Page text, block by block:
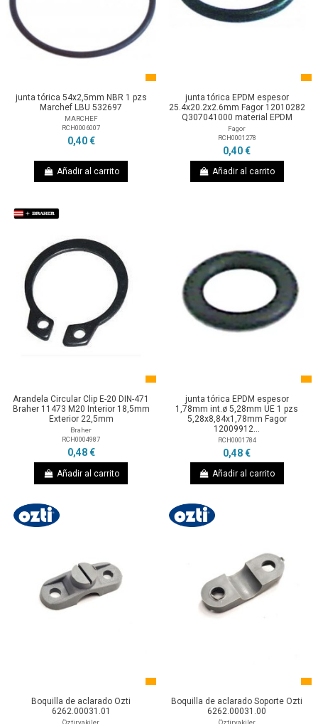
junta tórica 54x2,5mm NBR 1 pzs
Marchef LBU 532697
MARCHEF
RCH0006007
0,40 €
Añadir al carrito
junta tórica EPDM espesor
25.4x20.2x2.6mm Fagor 12010282
Q307041000 material EPDM
Fagor
RCH0001278
0,40 €
Añadir al carrito
Arandela Circular Clip E-20 DIN-471
Braher 11473 M20 Interior 18,5mm
Exterior 22,5mm
Braher
RCH0004987
0,48 €
Añadir al carrito
junta tórica EPDM espesor
1,78mm int.ø 5,28mm UE 1 pzs
5,28x8,84x1,78mm Fagor
12009912...
RCH0001784
0,48 €
Añadir al carrito
Boquilla de aclarado Ozti
6262.00031.01
Öztiryakiler
Boquilla de aclarado Soporte Ozti
6262.00031.00
Öztiryakiler